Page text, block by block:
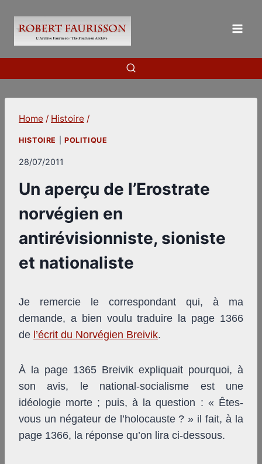
content
Home / Histoire /
HISTOIRE POLITIQUE
28/07/2011
Un aperçu de l’Erostrate
norvégien en
antirévisionniste, sioniste
et nationaliste
Je remercie le correspondant qui, à ma
demande, a bien voulu traduire la page 1366
de l’écrit du Norvégien Breivik.
À la page 1365 Breivik expliquait pourquoi, à
son avis, le national-socialisme est une
idéologie morte ; puis, à la question : « Êtes-
vous un négateur de l’holocauste ? » il fait, à la
page 1366, la réponse qu’on lira ci-dessous.